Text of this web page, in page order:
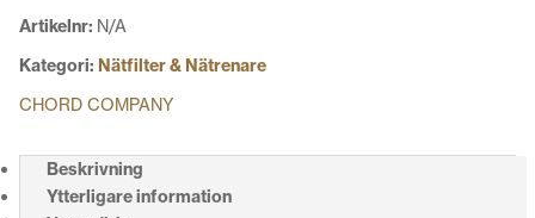
Artikelnr: N/A
Kategori: Nätfilter & Nätrenare
CHORD COMPANY
Beskrivning
Ytterligare information